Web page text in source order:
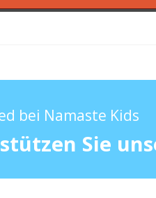
bei Namaste Kids
Sie